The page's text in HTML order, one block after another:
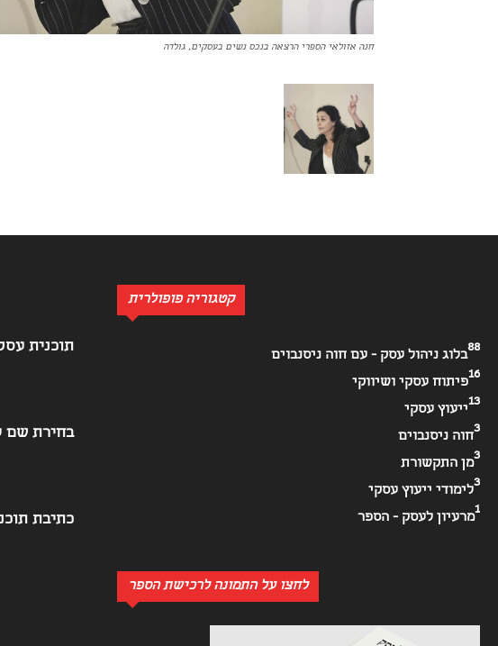
חנה אזולאי הספרי הרצאה בנכס נשים בעסקים, גולדה
תוכנית
בחירת שם
כתיבת
קטגוריה פופולרית
בלוג ניהול עסק - עם חוה ניסנבוים
88
פיתוח עסקי ושיווקי
16
ייעוץ עסקי
13
חוה ניסנבוים
3
מן התקשורת
3
לימודי ייעוץ עסקי
3
מרעיון לעסק - הספר
1
לחצו על התמונה לרכישת הספר